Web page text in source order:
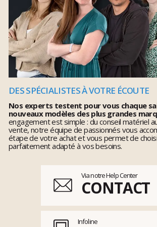
DES SPÉCIALISTES À VOTRE ÉCOUTE
Nos experts testent pour vous chaque
nouveaux modèles des plus grandes
engagement est simple : du conseil matériel
vente, notre équipe de passionnés vous
étape de votre achat et vous permet de
parfaitement adapté à vos besoins.
Via notre Help Center
CONTACT
Infoline